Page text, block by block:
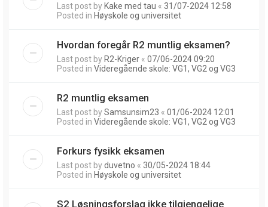
Last post by Kake med tau « 31/07-2024 12:58
Posted in Høyskole og universitet
Hvordan foregår R2 muntlig eksamen?
Last post by R2-Kriger « 07/06-2024 09:20
Posted in Videregående skole: VG1, VG2 og VG3
R2 muntlig eksamen
Last post bySamsunsim23 « 01/06-2024 12:01
Posted in Videregående skole: VG1, VG2 og VG3
Forkurs fysikk eksamen
Last post byduvetno « 30/05-2024 18:44
Posted in Høyskole og universitet
S2 Løsningsforslag ikke tilgjengelige